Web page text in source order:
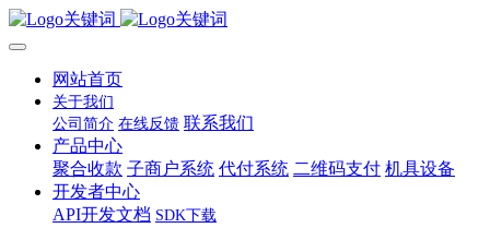
网站首页
关于我们
公司简介 在线反馈 联系我们
产品中心
聚合收款 子商户系统 代付系统 二维码支付 机具设备
开发者中心
API开发文档 SDK下载